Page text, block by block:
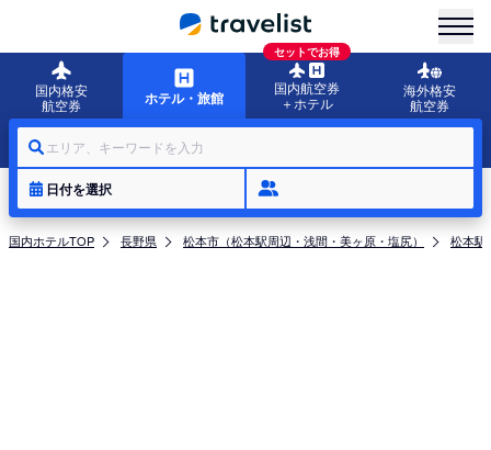
国内格安
航空券
ホテル・旅館
セットでお得
国内航空券
＋ホテル
海外格安
航空券
エリア、キーワードを入力
日付を選択
国内ホテルTOP 長野県 松本市（松本駅周辺・浅間・美ヶ原・塩尻） 松本駅